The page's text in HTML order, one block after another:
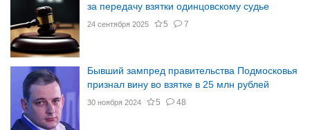
за передачу взятки одинцовскому судье
24 сентября 2025 5 7
Бывший зампред правительства Подмосковья
признал вину во взятке в 25 млн рублей
30 ноября 2024 5 48